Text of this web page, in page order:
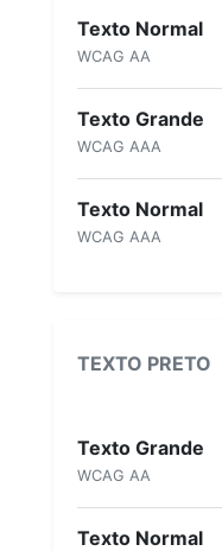
Texto Normal
WCAG AA
Texto Grande
WCAG AAA
Texto Normal
WCAG AAA
TEXTO PRETO
Texto Grande
WCAG AA
Texto Normal